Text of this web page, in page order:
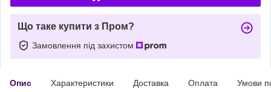
Що таке купити з Пром?
Замовлення під захистом
Опис Характеристики Доставка Оплата Умови